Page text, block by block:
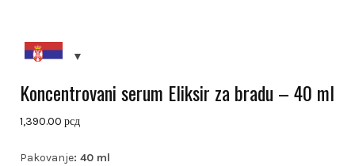
Koncentrovani serum Eliksir za bradu – 40 ml
1,390.00 рсд
Pakovanje: 40 ml